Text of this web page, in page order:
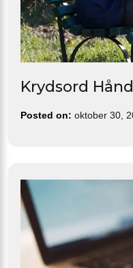
Krydsord
Posted on: oktober 30,